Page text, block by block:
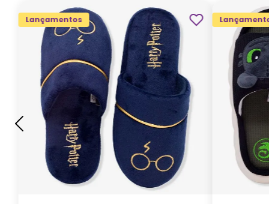
Lançamentos
G GG M P
ADICIONAR AO
CARRINHO